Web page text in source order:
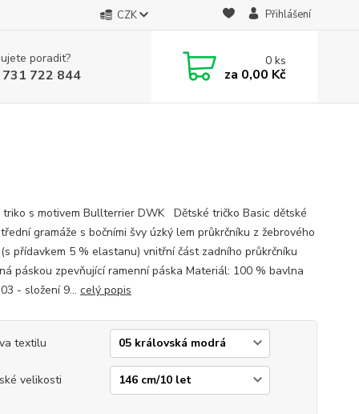
CZK Přihlášení
poradit?
722 844
0ks
za 0,00 Kč
triko s motivem Bullterrier DWK Dětské tričko Basic dětské
gramáže s bočními švy úzký lem průkrčníku z žebrového
přídavkem 5 % elastanu) vnitřní část zadního průkrčníku
páskou zpevňující ramenní páska Materiál: 100 % bavlna
- složení 9... celý popis
textilu
velikosti